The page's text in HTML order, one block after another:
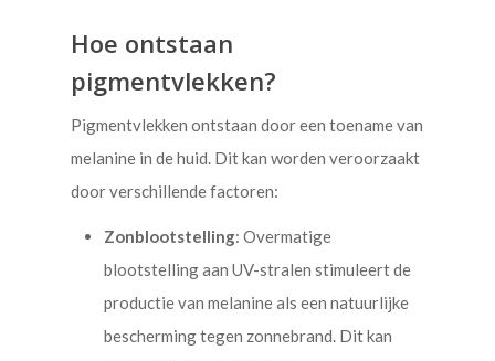
Hoe ontstaan
pigmentvlekken?
Pigmentvlekken ontstaan door een toename van
melanine in de huid. Dit kan worden veroorzaakt
door verschillende factoren:
Zonblootstelling: Overmatige
blootstelling aan UV-stralen stimuleert de
productie van melanine als een natuurlijke
bescherming tegen zonnebrand. Dit kan